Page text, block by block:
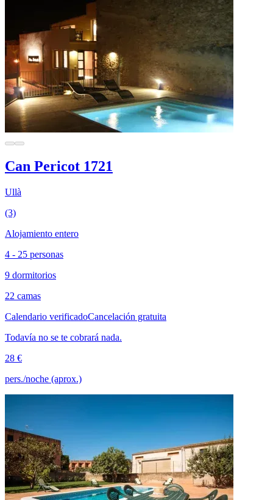
Can Pericot 1721
Ullà
(3)
Alojamiento entero
4 - 25 personas
9 dormitorios
22 camas
Calendario verificadoCancelación gratuita
Todavía no se te cobrará nada.
28 €
pers./noche (aprox.)